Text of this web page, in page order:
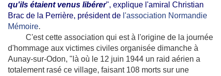
qu'ils étaient venus libérer", explique l'amiral Christian
Brac de la Perrière, président de l'association Normandie
Mémoire.
C'est cette association qui est à l'origine de la journée
d'hommage aux victimes civiles organisée dimanche à
Aunay-sur-Odon, "là où le 12 juin 1944 un raid aérien a
totalement rasé ce village, faisant 108 morts sur une